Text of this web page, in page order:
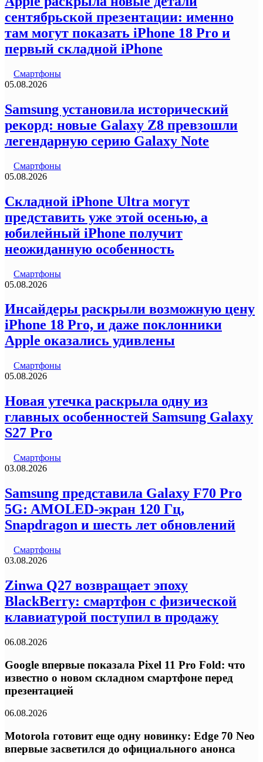
сентябрьской презентации: именно
там могут показать iPhone 18 Pro и
первый складной iPhone
Смартфоны
05.08.2026
Samsung установила исторический
рекорд: новые Galaxy Z8 превзошли
легендарную серию Galaxy Note
Смартфоны
05.08.2026
Складной iPhone Ultra могут
представить уже этой осенью, а
юбилейный iPhone получит
неожиданную особенность
Смартфоны
05.08.2026
Инсайдеры раскрыли возможную цену
iPhone 18 Pro, и даже поклонники
Apple оказались удивлены
Смартфоны
05.08.2026
Новая утечка раскрыла одну из
главных особенностей Samsung Galaxy
S27 Pro
Смартфоны
03.08.2026
Samsung представила Galaxy F70 Pro
5G: AMOLED-экран 120 Гц,
Snapdragon и шесть лет обновлений
Смартфоны
03.08.2026
Zinwa Q27 возвращает эпоху
BlackBerry: смартфон с физической
клавиатурой поступил в продажу
06.08.2026
Google впервые показала Pixel 11 Pro Fold: что
известно о новом складном смартфоне перед
презентацией
06.08.2026
Motorola готовит еще одну новинку: Edge 70 Neo
впервые засветился до официального анонса